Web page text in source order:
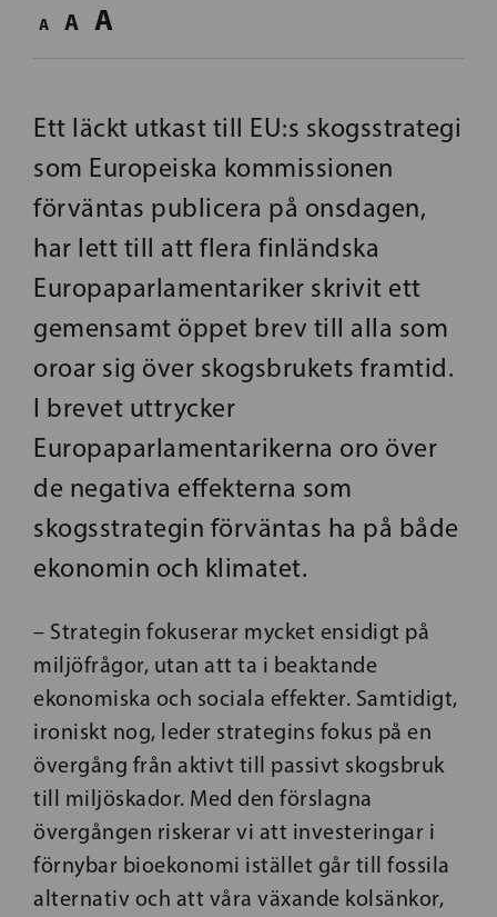
A A A
Ett läckt utkast till EU:s skogsstrategi
som Europeiska kommissionen
förväntas publicera på onsdagen,
har lett till att flera finländska
Europaparlamentariker skrivit ett
gemensamt öppet brev till alla som
oroar sig över skogsbrukets framtid.
I brevet uttrycker
Europaparlamentarikerna oro över
de negativa effekterna som
skogsstrategin förväntas ha på både
ekonomin och klimatet.
– Strategin fokuserar mycket ensidigt på
miljöfrågor, utan att ta i beaktande
ekonomiska och sociala effekter. Samtidigt,
ironiskt nog, leder strategins fokus på en
övergång från aktivt till passivt skogsbruk
till miljöskador. Med den förslagna
övergången riskerar vi att investeringar i
förnybar bioekonomi istället går till fossila
alternativ och att våra växande kolsänkor,